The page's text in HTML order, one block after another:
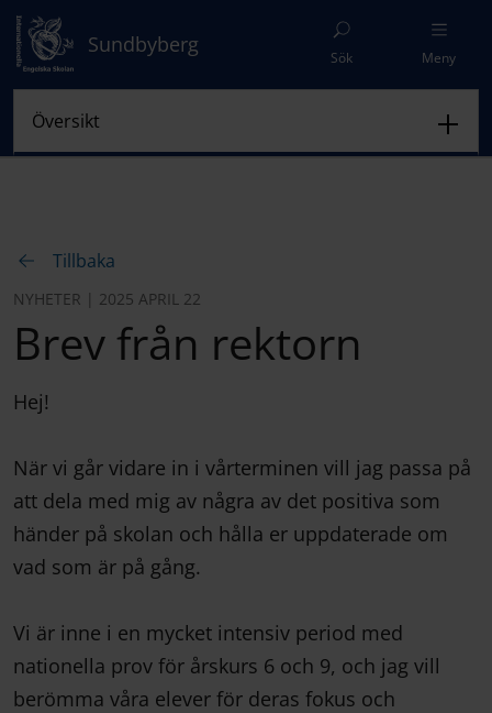
Sundbyberg
Sök Meny
Tillbaka
NYHETER | 2025 APRIL 22
Brev från rektorn
Hej!
När vi går vidare in i vårterminen vill jag passa på
att dela med mig av några av det positiva som
händer på skolan och hålla er uppdaterade om
vad som är på gång.
Vi är inne i en mycket intensiv period med
nationella prov för årskurs 6 och 9, och jag vill
berömma våra elever för deras fokus och